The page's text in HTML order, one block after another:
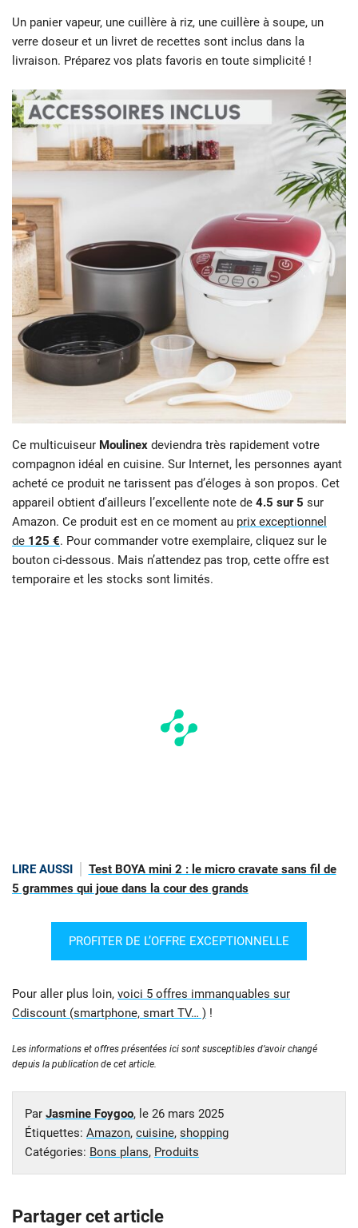
Un panier vapeur, une cuillère à riz, une cuillère à soupe, un
verre doseur et un livret de recettes sont inclus dans la
livraison. Préparez vos plats favoris en toute simplicité !
Ce multicuiseur Moulinex deviendra très rapidement votre
compagnon idéal en cuisine. Sur Internet, les personnes ayant
acheté ce produit ne tarissent pas d’éloges à son propos. Cet
appareil obtient d’ailleurs l’excellente note de 4.5 sur 5 sur
Amazon. Ce produit est en ce moment au prix exceptionnel
de 125 €. Pour commander votre exemplaire, cliquez sur le
bouton ci-dessous. Mais n’attendez pas trop, cette offre est
temporaire et les stocks sont limités.
LIRE AUSSI
Test BOYA mini 2 : le micro cravate sans fil de
5 grammes qui joue dans la cour des grands
PROFITER DE L’OFFRE EXCEPTIONNELLE
Pour aller plus loin, voici 5 offres immanquables sur
Cdiscount (smartphone, smart TV… ) !
Les informations et offres présentées ici sont susceptibles d’avoir changé
depuis la publication de cet article.
Par Jasmine Foygoo, le 26 mars 2025
Étiquettes: Amazon, cuisine, shopping
Catégories: Bons plans, Produits
Partager cet article